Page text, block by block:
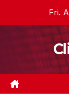
Fri.